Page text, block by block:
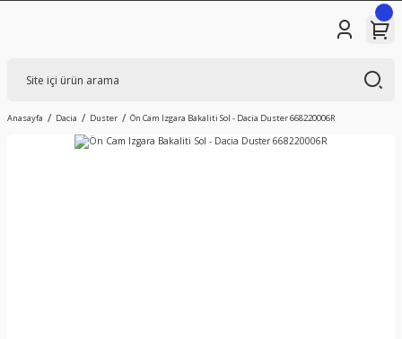
Anasayfa Dacia Duster Ön Cam Izgara Bakaliti Sol - Dacia Duster 668220006R